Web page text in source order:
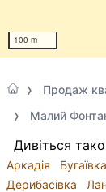
100 m
Продаж
Малий
Дивіться
Аркадія Бугаївка
Дерибасівка